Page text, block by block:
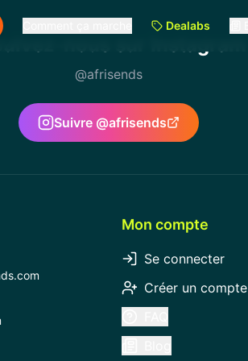
Dealabs
nous sur Instagram
@afrisends
Suivre @afrisends
Mon compte
Se connecter
Créer un compte